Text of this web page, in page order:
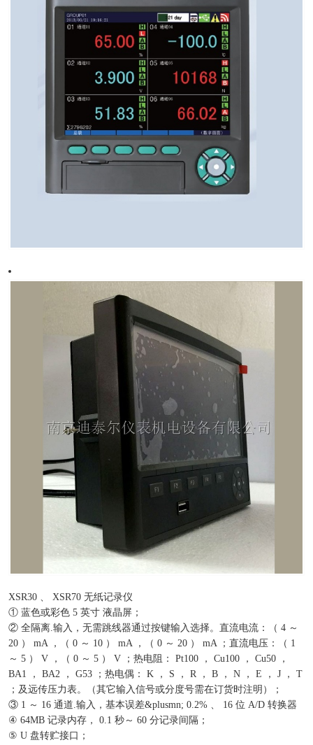
XSR30 、 XSR70 无纸记录仪
① 蓝色或彩色 5 英寸 液晶屏；
② 全隔离.输入，无需跳线器通过按键输入选择。直流电流：（ 4 ～
20 ） mA ，（ 0 ～ 10 ） mA ，（ 0 ～ 20 ） mA ；直流电压：（ 1
～ 5 ） V ，（ 0 ～ 5 ） V ；热电阻： Pt100 ， Cu100 ， Cu50 ，
BA1 ， BA2 ， G53 ；热电偶： K ， S ， R ， B ， N ， E ， J ， T
；及远传压力表。（其它输入信号或分度号需在订货时注明）；
③ 1 ～ 16 通道.输入，基本误差&plusmn; 0.2% 、 16 位 A/D 转换器
④ 64MB 记录内存， 0.1 秒～ 60 分记录间隔；
⑤ U 盘转贮接口；